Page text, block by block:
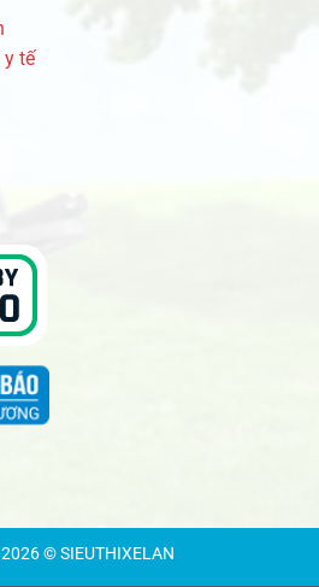
tế
© SIEUTHIXELAN